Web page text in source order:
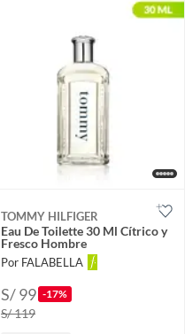
TOMMY HILFIGER
Eau De Toilette 30 Ml Cítrico y
Fresco Hombre
Por FALABELLA
S/ 99 -17%
S/ 119